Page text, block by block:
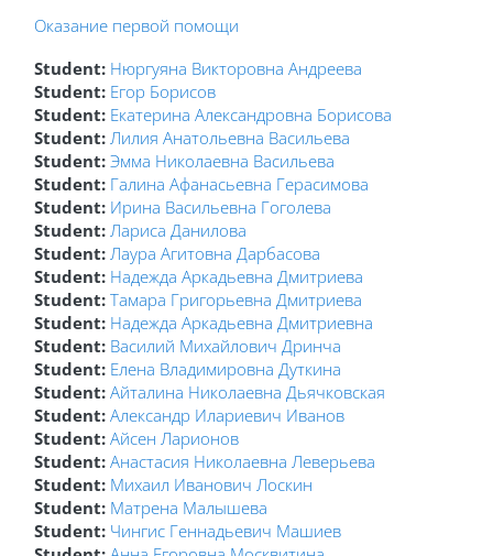
Оказание первой помощи
Student: Нюргуяна Викторовна Андреева
Student: Егор Борисов
Student: Екатерина Александровна Борисова
Student: Лилия Анатольевна Васильева
Student: Эмма Николаевна Васильева
Student: Галина Афанасьевна Герасимова
Student: Ирина Васильевна Гоголева
Student: Лариса Данилова
Student: Лаура Агитовна Дарбасова
Student: Надежда Аркадьевна Дмитриева
Student: Тамара Григорьевна Дмитриева
Student: Надежда Аркадьевна Дмитриевна
Student: Василий Михайлович Дринча
Student: Елена Владимировна Дуткина
Student: Айталина Николаевна Дьячковская
Student: Александр Илариевич Иванов
Student: Айсен Ларионов
Student: Анастасия Николаевна Леверьева
Student: Михаил Иванович Лоскин
Student: Матрена Малышева
Student: Чингис Геннадьевич Машиев